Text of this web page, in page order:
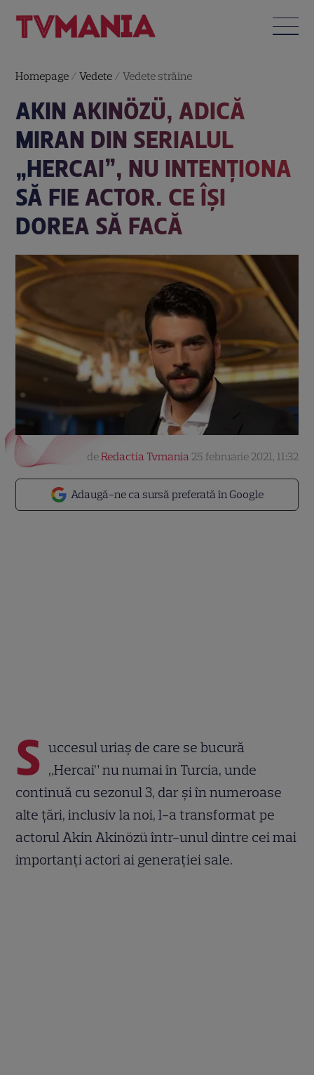
Homepage /Vedete /Vedete străine
AKIN AKINÖZÜ, ADICĂ
MIRAN DIN SERIALUL
„HERCAI”, NU INTENȚIONA
SĂ FIE ACTOR. CE ÎȘI
DOREA SĂ FACĂ
Adaugă-ne ca sursă preferată în Google
deRedactia Tvmania 25 februarie 2021, 11:32
S uccesul uriaș de care se bucură
„Hercai” nu numai în Turcia, unde
continuă cu sezonul 3, dar și în numeroase
alte țări, inclusiv la noi, l-a transformat pe
actorul Akin Akinözü într-unul dintre cei mai
importanți actori ai generației sale.